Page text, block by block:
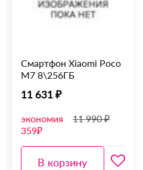
Смартфон Xiaomi Poco
M7 8\256ГБ
11 631 ₽
экономия
359₽
11 990 ₽
В корзину